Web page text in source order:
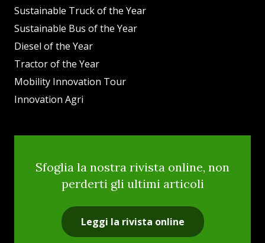
Sustainable Truck of the Year
Sustainable Bus of the Year
Diesel of the Year
Tractor of the Year
Mobility Innovation Tour
Innovation Agri
Sfoglia la nostra rivista online, non
perderti gli ultimi articoli
Leggi la rivista online